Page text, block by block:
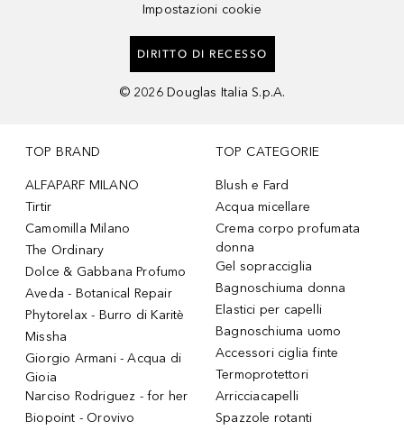
Impostazioni cookie
DIRITTO DI RECESSO
© 2026 Douglas Italia S.p.A.
TOP BRAND
ALFAPARF MILANO
Tirtir
Camomilla Milano
The Ordinary
Dolce & Gabbana Profumo
Aveda - Botanical Repair
Phytorelax - Burro di Karitè
Missha
Giorgio Armani - Acqua di
Gioia
Narciso Rodriguez - for her
Biopoint - Orovivo
TOP CATEGORIE
Blush e Fard
Acqua micellare
Crema corpo profumata
donna
Gel sopracciglia
Bagnoschiuma donna
Elastici per capelli
Bagnoschiuma uomo
Accessori ciglia finte
Termoprotettori
Arricciacapelli
Spazzole rotanti